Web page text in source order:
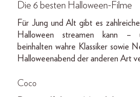
Die 6 besten Halloween-Filme
Für Jung und Alt gibt es
Halloween streamen kann –
beinhalten wahre Klassiker sowie
Halloweenabend der anderen Art
Coco